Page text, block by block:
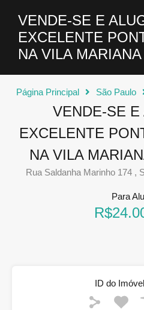
VENDE-SE E
EXCELENTE
NA VILA
Página Principal São Paulo
VENDE-SE E
EXCELENTE
NA VILA
Rua Saldanha Marinho 174 ,
Para
ID do